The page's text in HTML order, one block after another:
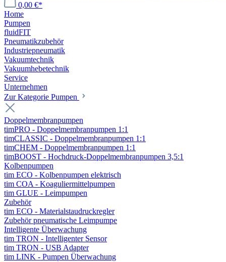
0,00 €*
Home
Pumpen
fluidFIT
Pneumatikzubehör
Industriepneumatik
Vakuumtechnik
Vakuumhebetechnik
Service
Unternehmen
Zur Kategorie Pumpen
Doppelmembranpumpen
timPRO - Doppelmembranpumpen 1:1
timCLASSIC - Doppelmembranpumpen 1:1
timCHEM - Doppelmembranpumpen 1:1
timBOOST - Hochdruck-Doppelmembranpumpen 3,5:1
Kolbenpumpen
tim ECO - Kolbenpumpen elektrisch
tim COA - Koaguliermittelpumpen
tim GLUE - Leimpumpen
Zubehör
tim ECO - Materialstaudruckregler
Zubehör pneumatische Leimpumpe
Intelligente Überwachung
tim TRON - Intelligenter Sensor
tim TRON - USB Adapter
tim LINK - Pumpen Überwachung